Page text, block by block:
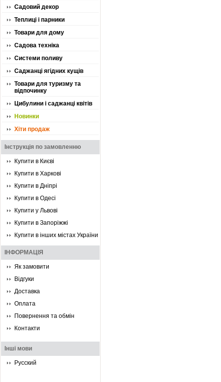
Садовий декор
Теплиці і парники
Товари для дому
Садова техніка
Системи поливу
Саджанці ягідних кущів
Товари для туризму та
відпочинку
Цибулини і саджанці квітів
Новинки
Хіти продаж
Інструкція по замовленню
Купити в Києві
Купити в Харкові
Купити в Дніпрі
Купити в Одесі
Купити у Львові
Купити в Запоріжжі
Купити в інших містах України
ІНФОРМАЦІЯ
Як замовити
Відгуки
Доставка
Оплата
Повернення та обмін
Контакти
Інші мови
Русский